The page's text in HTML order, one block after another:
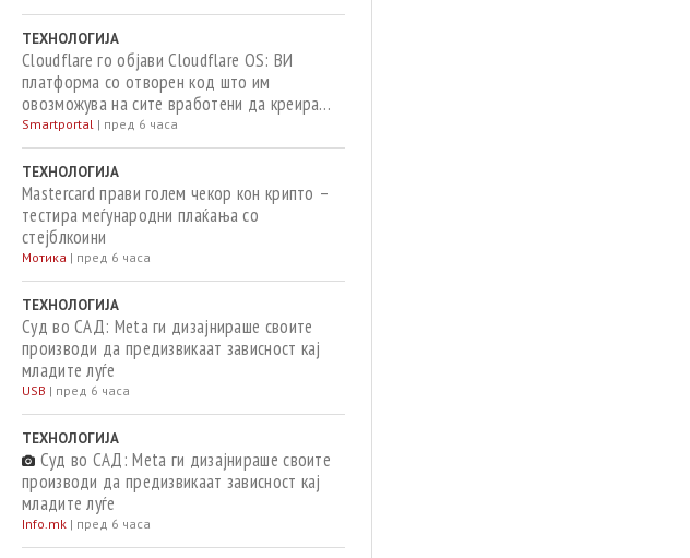
ТЕХНОЛОГИЈА
Cloudflare го објави Cloudflare OS: ВИ
платформа со отворен код што им
овозможува на сите вработени да креираат
апликации и автоматизации
Smartportal | пред 6 часа
ТЕХНОЛОГИЈА
Mastercard прави голем чекор кон крипто –
тестира меѓународни плаќања со
стејблкоини
Мотика | пред 6 часа
ТЕХНОЛОГИЈА
Суд во САД: Meta ги дизајнираше своите
производи да предизвикаат зависност кај
младите луѓе
USB | пред 6 часа
ТЕХНОЛОГИЈА
Суд во САД: Meta ги дизајнираше своите
производи да предизвикаат зависност кај
младите луѓе
Info.mk | пред 6 часа